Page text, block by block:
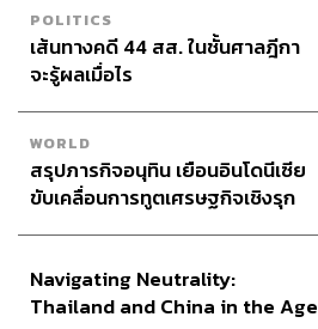
POLITICS
เส้นทางคดี 44 สส. ในชั้นศาลฎีกา
จะรู้ผลเมื่อไร
WORLD
สรุปภารกิจอนุทิน เยือนอินโดนีเซีย
ขับเคลื่อนการทูตเศรษฐกิจเชิงรุก
Navigating Neutrality:
Thailand and China in the Age